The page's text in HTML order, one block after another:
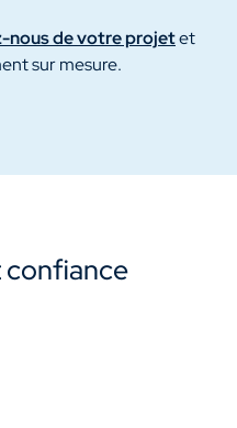
nous de votre projetet
sur mesure.
confiance